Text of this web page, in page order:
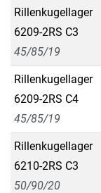
Rillenkugellager
6209-2RS C3
45/85/19
Rillenkugellager
6209-2RS C4
45/85/19
Rillenkugellager
6210-2RS C3
50/90/20